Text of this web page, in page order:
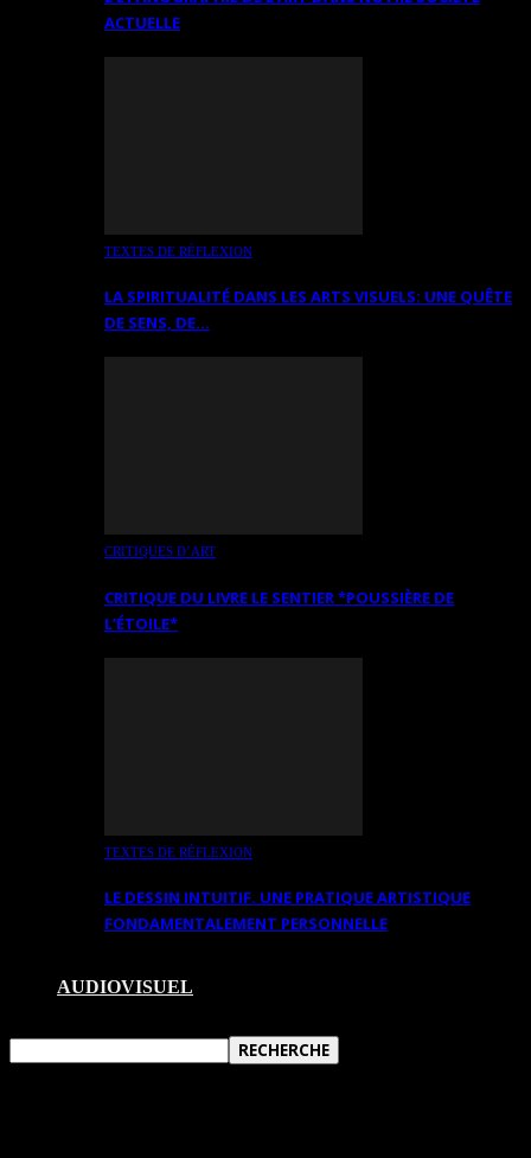
ACTUELLE
TEXTES DE RÉFLEXION
LA SPIRITUALITÉ DANS LES ARTS VISUELS: UNE QUÊTE
DE SENS, DE…
CRITIQUES D’ART
CRITIQUE DU LIVRE LE SENTIER *POUSSIÈRE DE
L’ÉTOILE*
TEXTES DE RÉFLEXION
LE DESSIN INTUITIF. UNE PRATIQUE ARTISTIQUE
FONDAMENTALEMENT PERSONNELLE
AUDIOVISUEL